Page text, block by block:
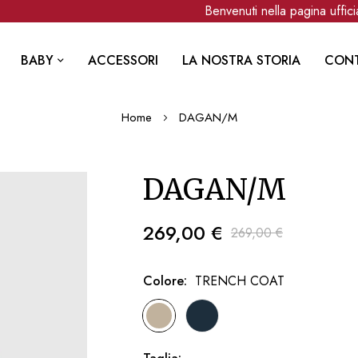
Benvenuti nella pagina
BABY ACCESSORI LA NOSTRA STORIA
Home DAGAN/M
DAGAN/M
269,00 € 269,00 €
Colore TRENCH COAT